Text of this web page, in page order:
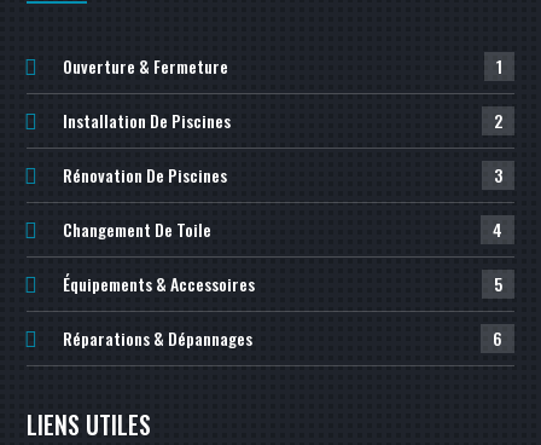
Ouverture & Fermeture 1
Installation De Piscines 2
Rénovation De Piscines 3
Changement De Toile 4
Équipements & Accessoires 5
Réparations & Dépannages 6
LIENS UTILES